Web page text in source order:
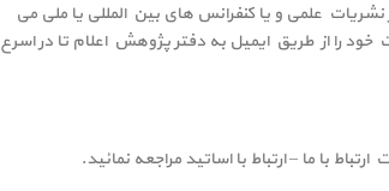
علمی و یا کنفرانس های بین المللی یا ملی می
را از طریق ایمیل به دفتر پژوهش اعلام تا در اسرع
با ما – ارتباط با اساتید مراجعه نمائید.